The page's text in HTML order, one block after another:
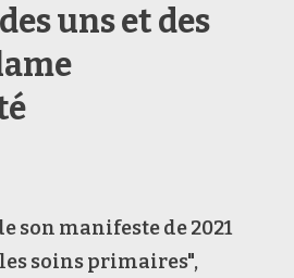
uns et des
son manifeste de 2021
soins primaires",